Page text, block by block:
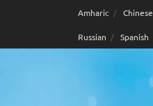
Amharic Chinese
Russian Spanish